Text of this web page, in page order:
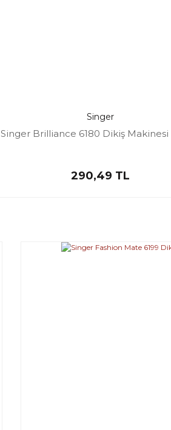
Singer
Singer Brilliance 6180 Dikiş
290,49 TL